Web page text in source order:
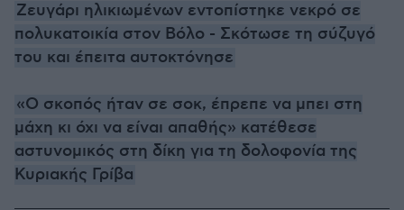
Ζευγάρι ηλικιωμένων εντοπίστηκε νεκρό σε
πολυκατοικία στον Βόλο - Σκότωσε τη σύζυγό
του και έπειτα αυτοκτόνησε
«Ο σκοπός ήταν σε σοκ, έπρεπε να μπει στη
μάχη κι όχι να είναι απαθής» κατέθεσε
αστυνομικός στη δίκη για τη δολοφονία της
Κυριακής Γρίβα